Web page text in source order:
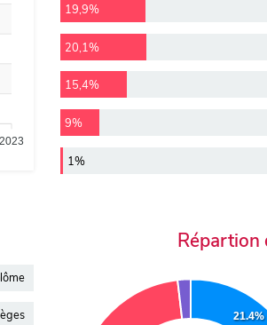
2023
19,9%
20,1%
15,4%
9%
1%
Répartion
21.4%